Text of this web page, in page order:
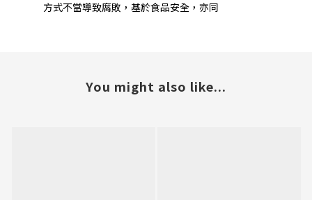
方式不當導致腐敗，基於食品安全，亦同
You might also like...